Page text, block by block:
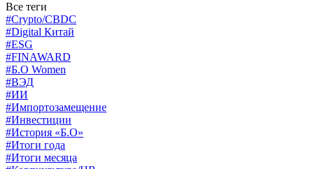
Все теги
#Crypto/CBDC
#Digital Китай
#ESG
#FINAWARD
#Б.О Women
#ВЭД
#ИИ
#Импортозамещение
#Инвестиции
#История «Б.О»
#Итоги года
#Итоги месяца